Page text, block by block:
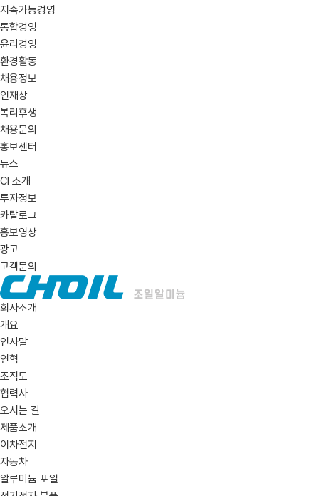
지속가능경영
통합경영
윤리경영
환경활동
채용정보
인재상
복리후생
채용문의
홍보센터
뉴스
CI 소개
투자정보
카탈로그
홍보영상
광고
고객문의
회사소개
개요
인사말
연혁
조직도
협력사
오시는 길
제품소개
이차전지
자동차
알루미늄 포일